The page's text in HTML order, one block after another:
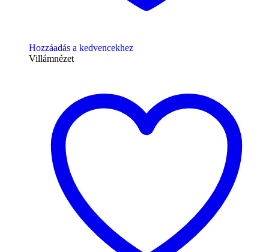
Hozzáadás a kedvencekhez
Villámnézet